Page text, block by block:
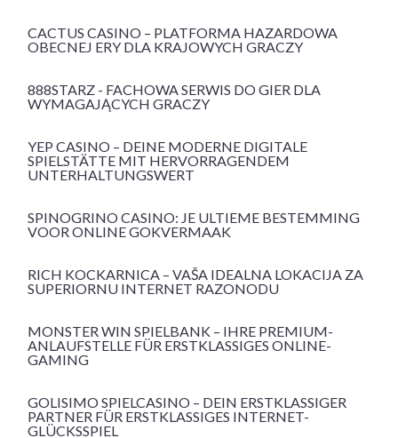
CACTUS CASINO – PLATFORMA HAZARDOWA
OBECNEJ ERY DLA KRAJOWYCH GRACZY
888STARZ - FACHOWA SERWIS DO GIER DLA
WYMAGAJĄCYCH GRACZY
YEP CASINO – DEINE MODERNE DIGITALE
SPIELSTÄTTE MIT HERVORRAGENDEM
UNTERHALTUNGSWERT
SPINOGRINO CASINO: JE ULTIEME BESTEMMING
VOOR ONLINE GOKVERMAAK
RICH KOCKARNICA – VAŠA IDEALNA LOKACIJA ZA
SUPERIORNU INTERNET RAZONODU
MONSTER WIN SPIELBANK – IHRE PREMIUM-
ANLAUFSTELLE FÜR ERSTKLASSIGES ONLINE-
GAMING
GOLISIMO SPIELCASINO – DEIN ERSTKLASSIGER
PARTNER FÜR ERSTKLASSIGES INTERNET-
GLÜCKSSPIEL